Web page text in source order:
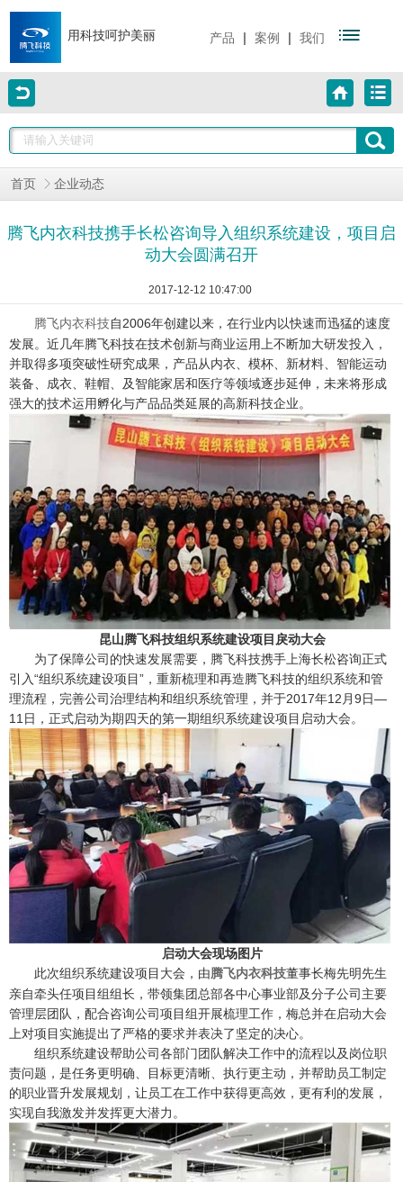
用科技呵护美丽 产品 | 案例 | 我们
首页 企业动态
腾飞内衣科技携手长松咨询导入组织系统建设，项目启
动大会圆满召开
2017-12-12 10:47:00
腾飞内衣科技自2006年创建以来，在行业内以快速而迅猛的速度
发展。近几年腾飞科技在技术创新与商业运用上不断加大研发投入，
并取得多项突破性研究成果，产品从内衣、模杯、新材料、智能运动
装备、成衣、鞋帽、及智能家居和医疗等领域逐步延伸，未来将形成
强大的技术运用孵化与产品品类延展的高新科技企业。
昆山腾飞科技组织系统建设项目戾动大会
为了保障公司的快速发展需要，腾飞科技携手上海长松咨询正式
引入“组织系统建设项目”，重新梳理和再造腾飞科技的组织系统和管
理流程，完善公司治理结构和组织系统管理，并于2017年12月9日—
11日，正式启动为期四天的第一期组织系统建设项目启动大会。
启动大会现场图片
此次组织系统建设项目大会，由腾飞内衣科技董事长梅先明先生
亲自牵头任项目组组长，带领集团总部各中心事业部及分子公司主要
管理层团队，配合咨询公司项目组开展梳理工作，梅总并在启动大会
上对项目实施提出了严格的要求并表决了坚定的决心。
组织系统建设帮助公司各部门团队解决工作中的流程以及岗位职
责问题，是任务更明确、目标更清晰、执行更主动，并帮助员工制定
的职业晋升发展规划，让员工在工作中获得更高效，更有利的发展，
实现自我激发并发挥更大潜力。